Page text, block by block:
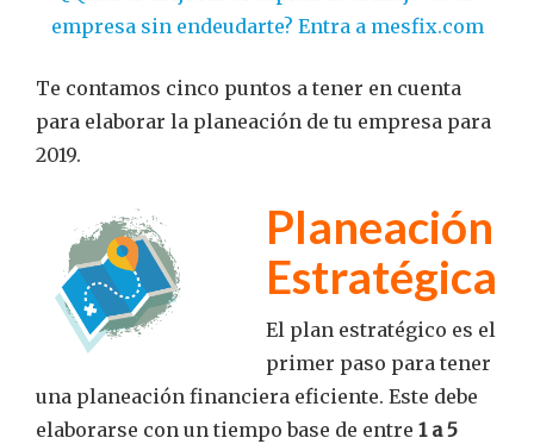
empresa sin endeudarte? Entra a mesfix.com
Te contamos cinco puntos a tener en cuenta
para elaborar la planeación de tu empresa para
2019.
Planeación
Estratégica
El plan estratégico es el
primer paso para tener
una planeación financiera eficiente. Este debe
elaborarse con un tiempo base de entre 1 a 5